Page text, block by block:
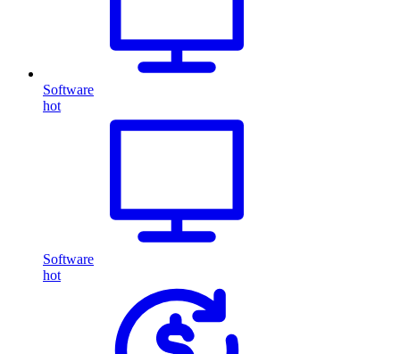
Software
hot
Software
hot